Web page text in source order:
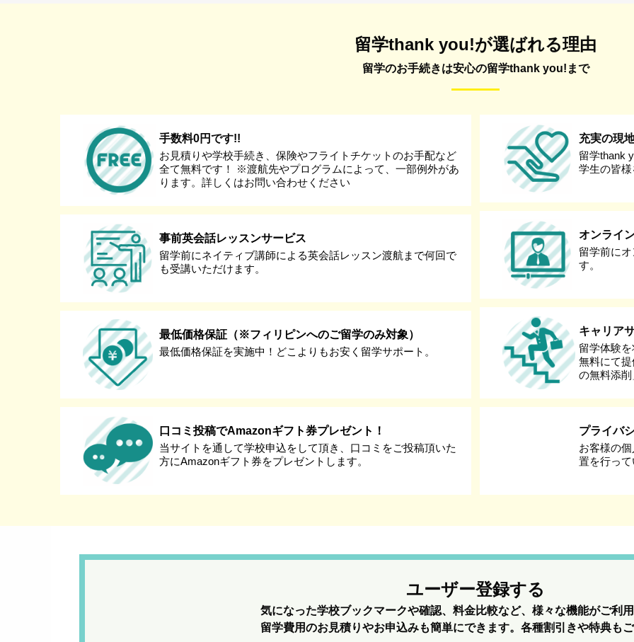
留学thank you!が選ばれる理由
留学のお手続きは安心の留学thank you!まで
手数料0円です!!
お見積りや学校手続き、保険やフライトチケットのお手配など
全て無料です！ ※渡航先やプログラムによって、一部例外があ
ります。詳しくはお問い合わせください
事前英会話レッスンサービス
留学前にネイティブ講師による英会話レッスン渡航まで何回で
も受講いただけます。
最低価格保証（※フィリピンへのご留学のみ対象）
最低価格保証を実施中！どこよりもお安く留学サポート。
口コミ投稿でAmazonギフト券プレゼント！
当サイトを通して学校申込をして頂き、口コミをご投稿頂いた
方にAmazonギフト券をプレゼントします。
充実の現
留学thank
学生の皆
オンライ
留学前に
す。
キャリア
留学体験
無料にて
の無料添
プライバ
お客様の
置を行っ
ユーザー登録する
気になった学校ブックマークや確認、料金比較など、様々な機能がご利
留学費用のお見積りやお申込みも簡単にできます。各種割引きや特典も